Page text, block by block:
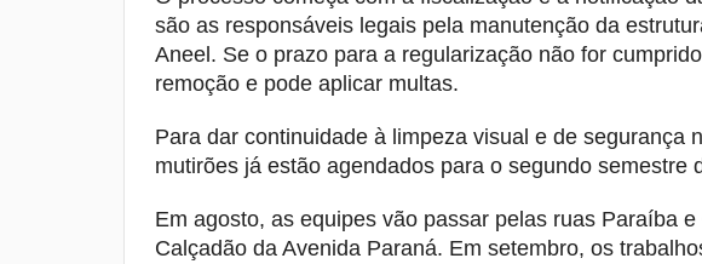
são as responsáveis legais pela manutenção da
Aneel. Se o prazo para a regularização não for
remoção e pode aplicar multas.
Para dar continuidade à limpeza visual e de segurança
mutirões já estão agendados para o segundo semestre
Em agosto, as equipes vão passar pelas ruas Paraíba
Calçadão da Avenida Paraná. Em setembro, os